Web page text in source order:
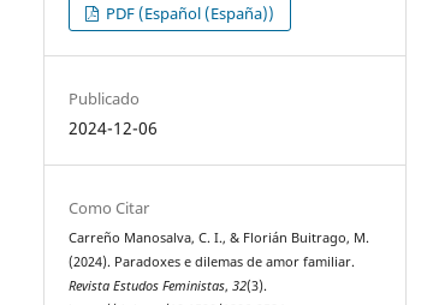
PDF (Español (España))
Publicado
2024-12-06
Como Citar
Carreño Manosalva, C. I., & Florián Buitrago, M.
(2024). Paradoxes e dilemas de amor familiar.
Revista Estudos Feministas,32(3).